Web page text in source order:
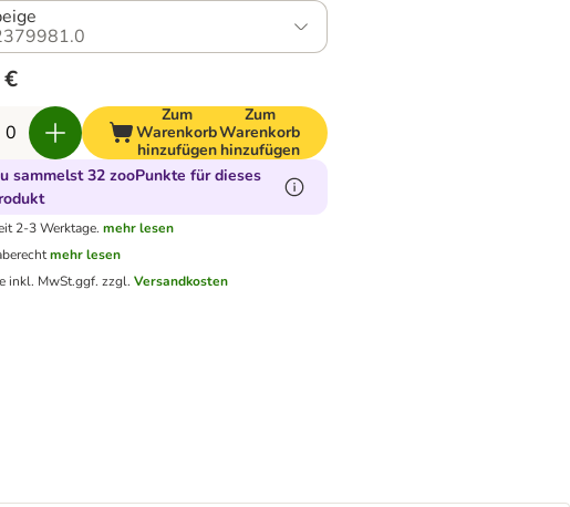
Zum
Warenkorb
hinzufügen
Zum
Warenkorb
hinzufügen
sammelst 32 zooPunkte für dieses
2-3 Werktage. mehr lesen
mehr lesen
inkl. MwSt.ggf. zzgl.Versandkosten